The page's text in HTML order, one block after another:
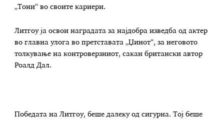
„Тони“ во своите кариери.
Литгоу ја освои наградата за најдобра изведба од актер
во главна улога во претставата „Џинот“, за неговото
толкување на контроверзниот, сакан британски автор
Роалд Дал.
Победата на Литгоу, беше далеку од сигурна. Тој беше